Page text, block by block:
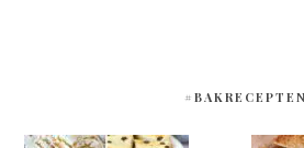
#BAKRECEPTEN